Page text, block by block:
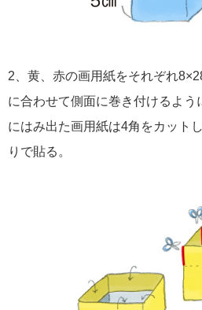
2、黄、赤の画用紙をそれぞれ
に合わせて側面に巻き付けるよう
にはみ出た画用紙は4角をカット
りで貼る。